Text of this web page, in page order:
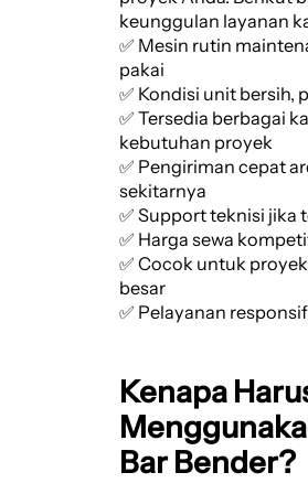
keunggulan layanan
✅ Mesin rutin
pakai
✅ Kondisi unit bersih,
✅ Tersedia berbagai
kebutuhan proyek
✅ Pengiriman cepat
sekitarnya
✅ Support teknisi jika
✅ Harga sewa
✅ Cocok untuk
besar
✅ Pelayanan
Kenapa
Bar Bender?